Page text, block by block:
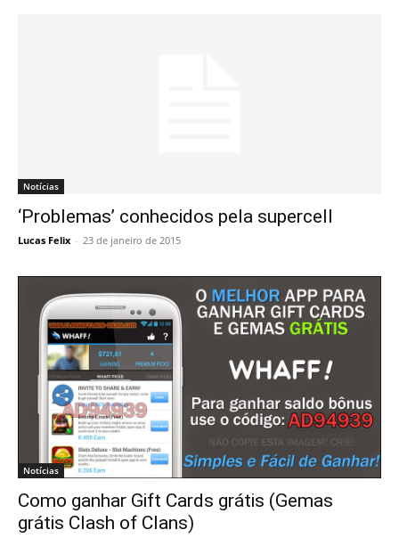
Notícias
‘Problemas’ conhecidos pela supercell
Lucas Felix - 23 de janeiro de 2015
Notícias
Como ganhar Gift Cards grátis (Gemas
grátis Clash of Clans)